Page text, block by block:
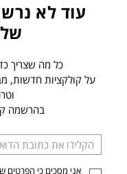
עוד לא
כל מה שצריך
על קולקציות חדשות,
בהרשמה
הכניסו
כתובת
אני מסכים כי הפרטים